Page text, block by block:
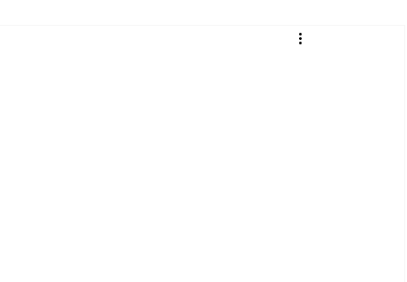
Lifestyle